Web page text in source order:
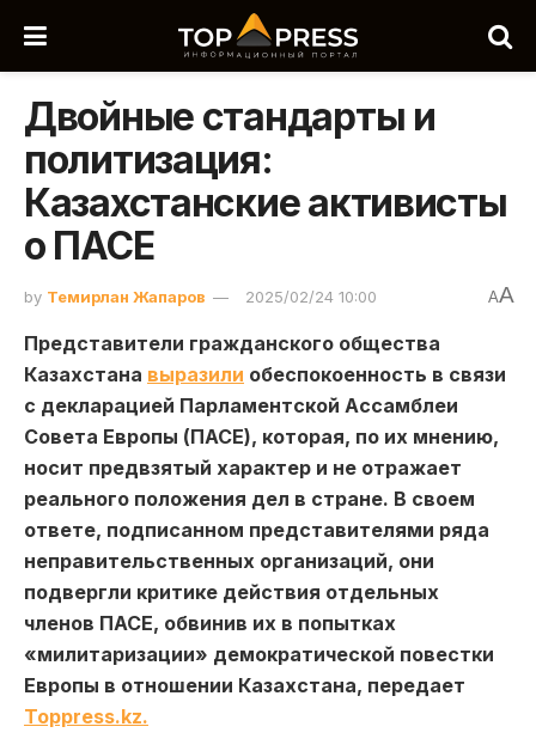
Двойные стандарты и
политизация:
Казахстанские активисты
о ПАСЕ
by Темирлан Жапаров 2025/02/24 10:00 AA
Представители гражданского общества
Казахстана выразили обеспокоенность в связи
с декларацией Парламентской Ассамблеи
Совета Европы (ПАСЕ), которая, по их мнению,
носит предвзятый характер и не отражает
реального положения дел в стране. В своем
ответе, подписанном представителями ряда
неправительственных организаций, они
подвергли критике действия отдельных
членов ПАСЕ, обвинив их в попытках
«милитаризации» демократической повестки
Европы в отношении Казахстана, передает
Toppress.kz.